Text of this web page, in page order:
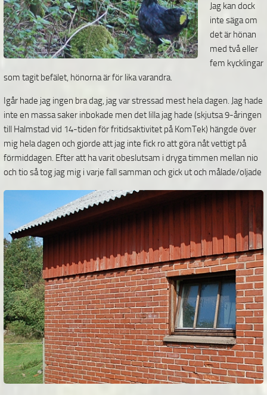
Jag kan dock
inte säga om
det är hönan
med två eller
fem kycklingar
som tagit befälet, hönorna är för lika varandra.
Igår hade jag ingen bra dag, jag var stressad mest hela dagen. Jag hade
inte en massa saker inbokade men det lilla jag hade (skjutsa 9-åringen
till Halmstad vid 14-tiden för fritidsaktivitet på KomTek) hängde över
mig hela dagen och gjorde att jag inte fick ro att göra nåt vettigt på
förmiddagen. Efter att ha varit obeslutsam i dryga timmen mellan nio
och tio så tog jag mig i varje fall samman och gick ut och målade/oljade